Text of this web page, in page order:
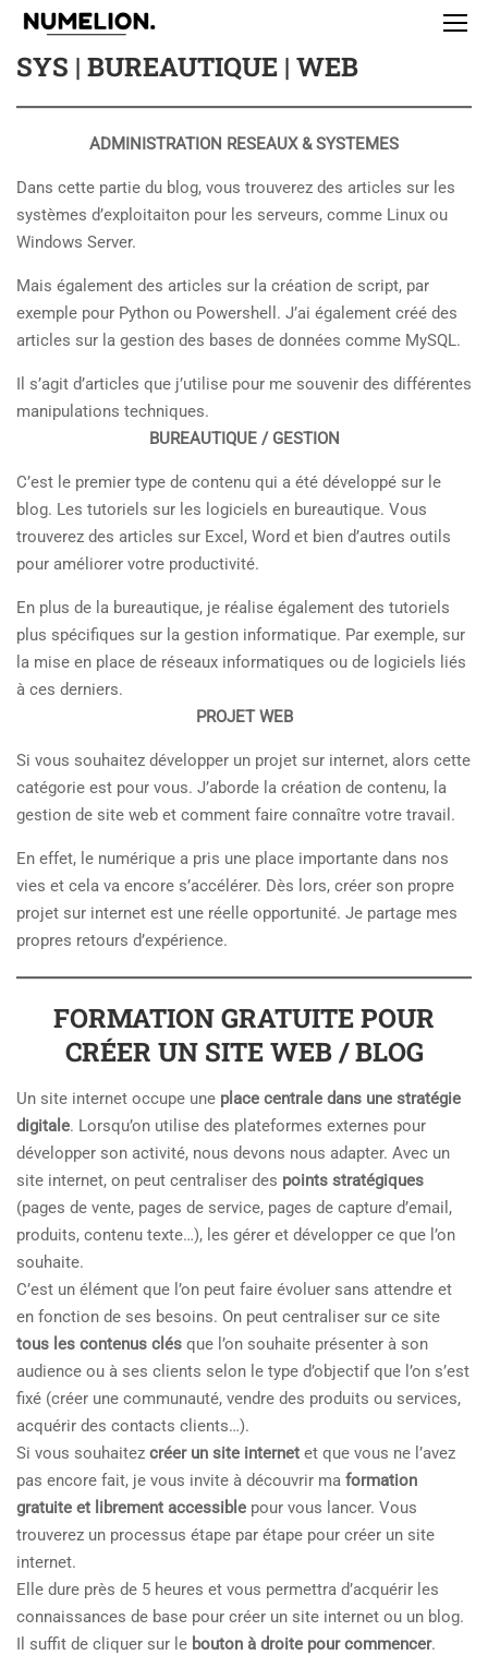
NUMELION – BLOGNOTE – ADMIN
SYS | BUREAUTIQUE | WEB
ADMINISTRATION RESEAUX & SYSTEMES
Dans cette partie du blog, vous trouverez des articles sur les
systèmes d’exploitaiton pour les serveurs, comme Linux ou
Windows Server.
Mais également des articles sur la création de script, par
exemple pour Python ou Powershell. J’ai également créé des
articles sur la gestion des bases de données comme MySQL.
Il s’agit d’articles que j’utilise pour me souvenir des différentes
manipulations techniques.
BUREAUTIQUE / GESTION
C’est le premier type de contenu qui a été développé sur le
blog. Les tutoriels sur les logiciels en bureautique. Vous
trouverez des articles sur Excel, Word et bien d’autres outils
pour améliorer votre productivité.
En plus de la bureautique, je réalise également des tutoriels
plus spécifiques sur la gestion informatique. Par exemple, sur
la mise en place de réseaux informatiques ou de logiciels liés
à ces derniers.
PROJET WEB
Si vous souhaitez développer un projet sur internet, alors cette
catégorie est pour vous. J’aborde la création de contenu, la
gestion de site web et comment faire connaître votre travail.
En effet, le numérique a pris une place importante dans nos
vies et cela va encore s’accélérer. Dès lors, créer son propre
projet sur internet est une réelle opportunité. Je partage mes
propres retours d’expérience.
FORMATION GRATUITE POUR
CRÉER UN SITE WEB / BLOG
Un site internet occupe une place centrale dans une stratégie
digitale. Lorsqu’on utilise des plateformes externes pour
développer son activité, nous devons nous adapter. Avec un
site internet, on peut centraliser des points stratégiques
(pages de vente, pages de service, pages de capture d’email,
produits, contenu texte…), les gérer et développer ce que l’on
souhaite.
C’est un élément que l’on peut faire évoluer sans attendre et
en fonction de ses besoins. On peut centraliser sur ce site
tous les contenus clés que l’on souhaite présenter à son
audience ou à ses clients selon le type d’objectif que l’on s’est
fixé (créer une communauté, vendre des produits ou services,
acquérir des contacts clients…).
Si vous souhaitez créer un site internet et que vous ne l’avez
pas encore fait, je vous invite à découvrir ma formation
gratuite et librement accessible pour vous lancer. Vous
trouverez un processus étape par étape pour créer un site
internet.
Elle dure près de 5 heures et vous permettra d’acquérir les
connaissances de base pour créer un site internet ou un blog.
Il suffit de cliquer sur le bouton à droite pour commencer.